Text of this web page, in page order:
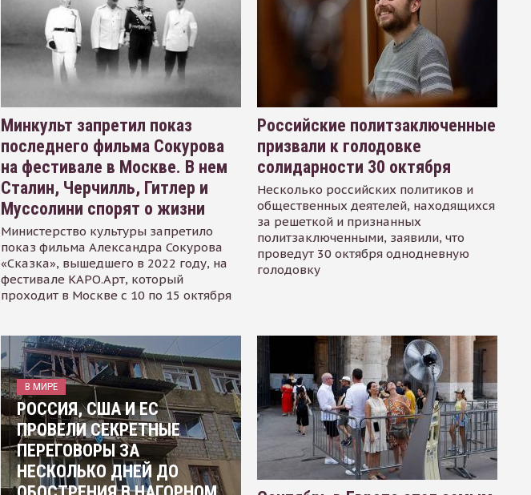
Минкульт запретил показ
последнего фильма Сокурова
на фестивале в Москве. В нем
Сталин, Черчилль, Гитлер и
Муссолини спорят о жизни
Министерство культуры запретило
показ фильма Александра Сокурова
«Сказка», вышедшего в 2022 году, на
фестивале КАРО.Арт, который
проходит в Москве с 10 по 15 октября
Российские политзаключенные
призвали к голодовке
солидарности 30 октября
Несколько российских политиков и
общественных деятелей, находящихся
за решеткой и признанных
политзаключенными, заявили, что
проведут 30 октября однодневную
голодовку
В МИРЕ
РОССИЯ, США И ЕС
ПРОВЕЛИ СЕКРЕТНЫЕ
ПЕРЕГОВОРЫ ЗА
НЕСКОЛЬКО ДНЕЙ ДО